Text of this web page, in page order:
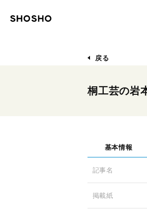
戻る
桐工芸の岩
基本情報
記事名
掲載紙